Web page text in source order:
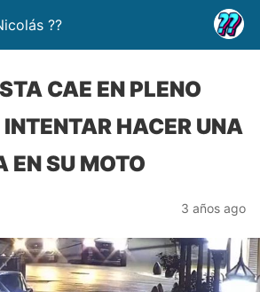
??
CAE EN PLENO
HACER UNA
EN SU MOTO
3 años ago